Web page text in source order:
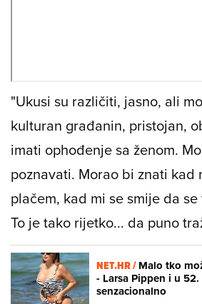
"Ukusi su različiti, jasno, ali
kulturan građanin, pristojan,
imati ophođenje sa ženom.
poznavati. Morao bi znati kad
plačem, kad mi se smije da
To je tako rijetko... da puno
NET.HR /Malo tko
- Larsa Pippen i u
senzacionalno